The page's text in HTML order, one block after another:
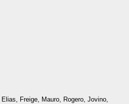
Freige, Mauro, Rogero, Jovino,